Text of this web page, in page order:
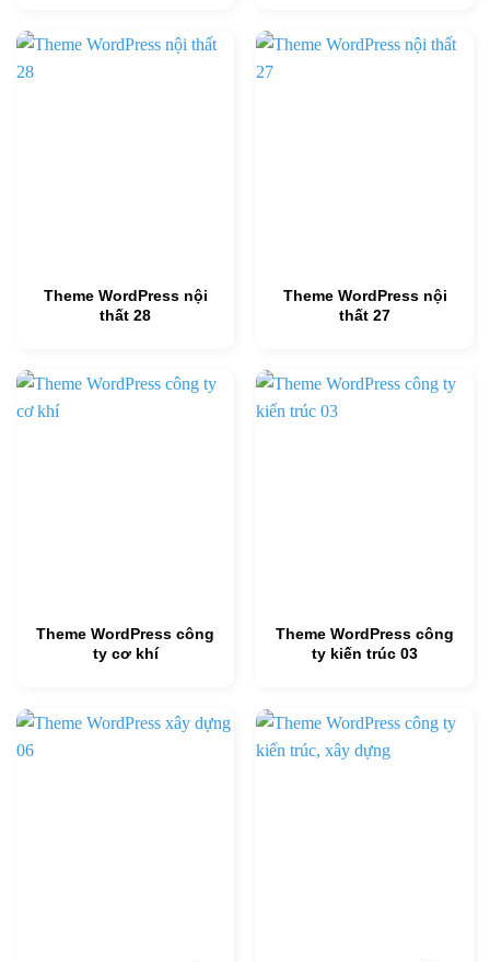
Theme WordPress nội
thất 28
Theme WordPress nội
thất 27
Theme WordPress công
ty cơ khí
Theme WordPress công
ty kiến trúc 03